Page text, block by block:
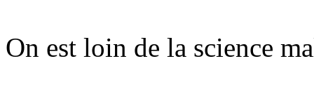
On est loin de la science